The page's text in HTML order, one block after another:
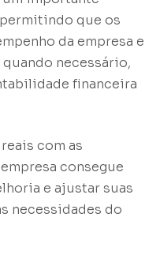
que os
da empresa e
necessário,
financeira
com as
consegue
e ajustar suas
necessidades do